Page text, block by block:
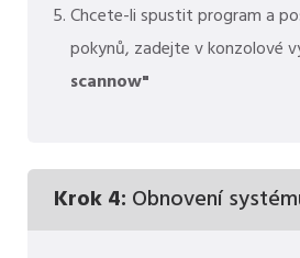
Chcete-li spustit program a
pokynů, zadejte v konzolové
scannow"
Krok 4: Obnovení